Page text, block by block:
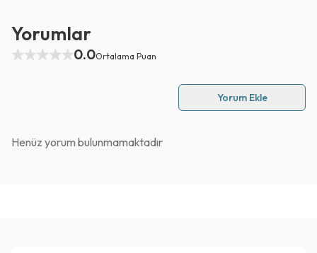
Yorumlar
0.0Ortalama Puan
Yorum Ekle
Henüz yorum bulunmamaktadır